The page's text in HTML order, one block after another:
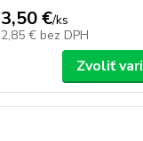
3,50 €/ks
2,85 € bez DPH
Zvoliť